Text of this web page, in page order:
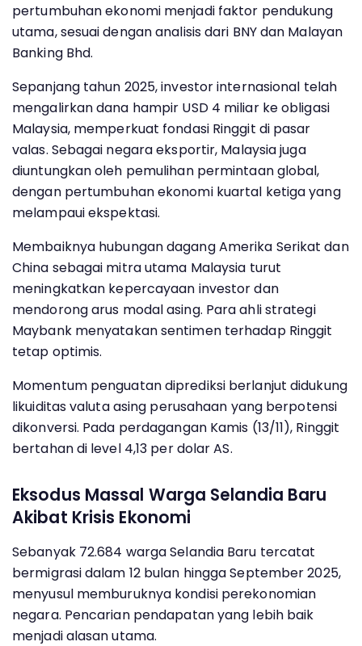
pertumbuhan ekonomi menjadi faktor pendukung
utama, sesuai dengan analisis dari BNY dan Malayan
Banking Bhd.
Sepanjang tahun 2025, investor internasional telah
mengalirkan dana hampir USD 4 miliar ke obligasi
Malaysia, memperkuat fondasi Ringgit di pasar
valas. Sebagai negara eksportir, Malaysia juga
diuntungkan oleh pemulihan permintaan global,
dengan pertumbuhan ekonomi kuartal ketiga yang
melampaui ekspektasi.
Membaiknya hubungan dagang Amerika Serikat dan
China sebagai mitra utama Malaysia turut
meningkatkan kepercayaan investor dan
mendorong arus modal asing. Para ahli strategi
Maybank menyatakan sentimen terhadap Ringgit
tetap optimis.
Momentum penguatan diprediksi berlanjut didukung
likuiditas valuta asing perusahaan yang berpotensi
dikonversi. Pada perdagangan Kamis (13/11), Ringgit
bertahan di level 4,13 per dolar AS.
Eksodus Massal Warga Selandia Baru
Akibat Krisis Ekonomi
Sebanyak 72.684 warga Selandia Baru tercatat
bermigrasi dalam 12 bulan hingga September 2025,
menyusul memburuknya kondisi perekonomian
negara. Pencarian pendapatan yang lebih baik
menjadi alasan utama.